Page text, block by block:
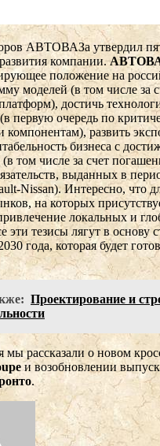
АВТОВАЗа утвердил
компании.
положение на
моделей (в том числе за
достичь
(в первую очередь по
компонентам), развить
бизнеса с
том числе за счет
выданных в
Nissan). Интересно, что
на которых
локальных и
эти тезисы лягут в основу
года, которая будет
Проектирование и
мы рассказали о новом
и возобновлении
.